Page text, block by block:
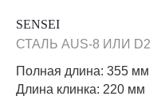
SENSEI
СТАЛЬ AUS-8 ИЛИ D2
Полная длина: 355 мм
Длина клинка: 220 мм